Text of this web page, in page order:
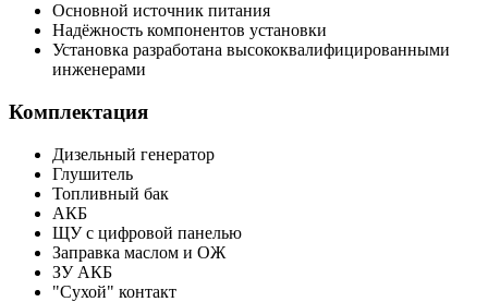
Основной источник питания
Надёжность компонентов установки
Установка разработана высококвалифицированными
инженерами
Комплектация
Дизельный генератор
Глушитель
Топливный бак
АКБ
ЩУ с цифровой панелью
Заправка маслом и ОЖ
ЗУ АКБ
"Сухой" контакт